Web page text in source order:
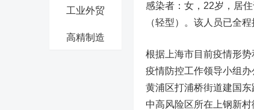
工业外贸
高精制造
感染者：女，22岁，居
（轻型）。该人员已全
根据上海市目前疫情形
疫情防控工作领导小组
黄浦区打浦桥街道建国
中高风险区所在上钢新